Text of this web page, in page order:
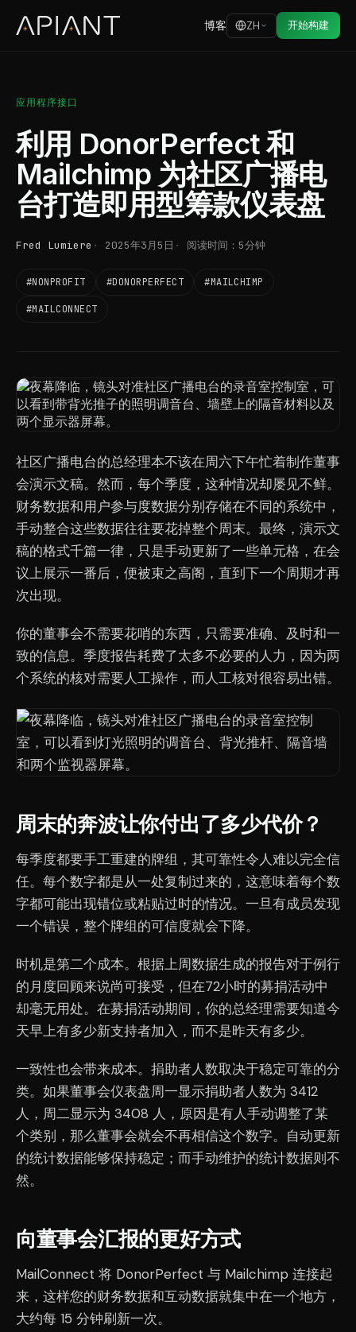
博客 ZH 开始构建
应用程序接口
利用 DonorPerfect 和
Mailchimp 为社区广播电
台打造即用型筹款仪表盘
Fred Lumiere 2025年3月5日 阅读时间：5分钟
#NONPROFIT #DONORPERFECT #MAILCHIMP
#MAILCONNECT
社区广播电台的总经理本不该在周六下午忙着制作董事
会演示文稿。然而，每个季度，这种情况却屡见不鲜。
财务数据和用户参与度数据分别存储在不同的系统中，
手动整合这些数据往往要花掉整个周末。最终，演示文
稿的格式千篇一律，只是手动更新了一些单元格，在会
议上展示一番后，便被束之高阁，直到下一个周期才再
次出现。
你的董事会不需要花哨的东西，只需要准确、及时和一
致的信息。季度报告耗费了太多不必要的人力，因为两
个系统的核对需要人工操作，而人工核对很容易出错。
周末的奔波让你付出了多少代价？
每季度都要手工重建的牌组，其可靠性令人难以完全信
任。每个数字都是从一处复制过来的，这意味着每个数
字都可能出现错位或粘贴过时的情况。一旦有成员发现
一个错误，整个牌组的可信度就会下降。
时机是第二个成本。根据上周数据生成的报告对于例行
的月度回顾来说尚可接受，但在72小时的募捐活动中
却毫无用处。在募捐活动期间，你的总经理需要知道今
天早上有多少新支持者加入，而不是昨天有多少。
一致性也会带来成本。捐助者人数取决于稳定可靠的分
类。如果董事会仪表盘周一显示捐助者人数为 3412
人，周二显示为 3408 人，原因是有人手动调整了某
个类别，那么董事会就会不再相信这个数字。自动更新
的统计数据能够保持稳定；而手动维护的统计数据则不
然。
向董事会汇报的更好方式
MailConnect 将 DonorPerfect 与 Mailchimp 连接起
来，这样您的财务数据和互动数据就集中在一个地方，
大约每 15 分钟刷新一次。